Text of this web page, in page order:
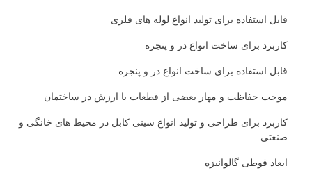
قابل استفاده برای تولید انواع لوله های فلزی
کاربرد برای ساخت انواع در و پنجره
قابل استفاده برای ساخت انواع در و پنجره
موجب حفاظت و مهار بعضی از قطعات با ارزش در ساختمان
کاربرد برای طراحی و تولید انواع سینی کابل در محیط های خانگی و
صنعتی
ابعاد قوطی گالوانیزه